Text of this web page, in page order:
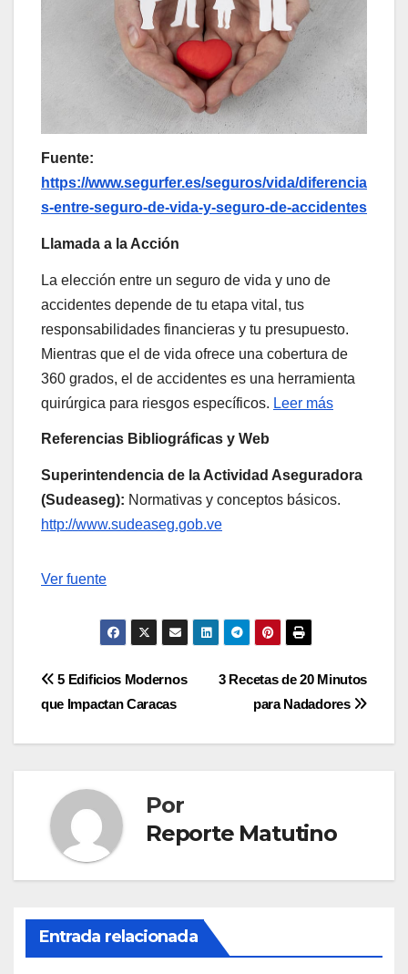
Fuente:
https://www.segurfer.es/seguros/vida/diferencia
s-entre-seguro-de-vida-y-seguro-de-accidentes
Llamada a la Acción
La elección entre un seguro de vida y uno de
accidentes depende de tu etapa vital, tus
responsabilidades financieras y tu presupuesto.
Mientras que el de vida ofrece una cobertura de
360 grados, el de accidentes es una herramienta
quirúrgica para riesgos específicos. Leer más
Referencias Bibliográficas y Web
Superintendencia de la Actividad Aseguradora
(Sudeaseg): Normativas y conceptos básicos.
http://www.sudeaseg.gob.ve
Navegación
entradas
Ver fuente
Navegación
de
3 Recetas de 20 Minutos
para Nadadores
5 Edificios Modernos
que Impactan Caracas
Por
Reporte Matutino
Entrada relacionada